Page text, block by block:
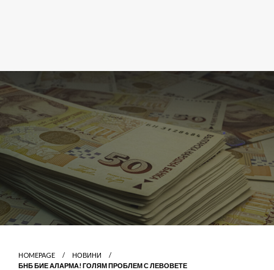
HOMEPAGE
НОВИНИ
БНБ БИЕ АЛАРМА! ГОЛЯМ ПРОБЛЕМ С ЛЕВОВЕТЕ